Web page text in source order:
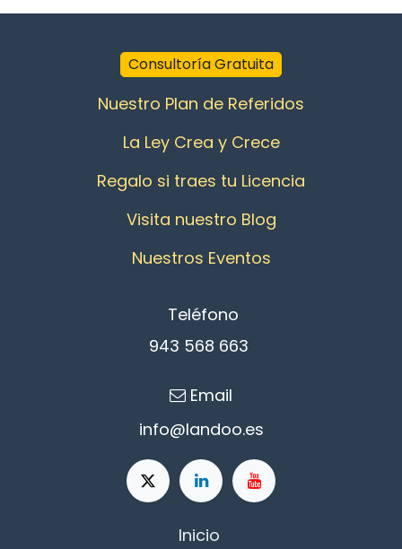
Consultoría Gratuita
Nuestro Plan de Referidos
La Ley Crea y Crece
Regalo si traes tu Licencia
Visita nuestro Blog
Nuestros Eventos
Teléfono
943 568 663
Email
info@lan​d​oo.es
Inicio